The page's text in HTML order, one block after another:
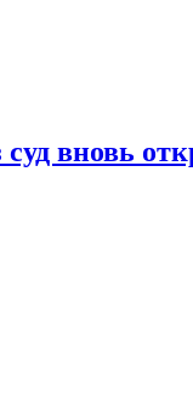
суд вновь